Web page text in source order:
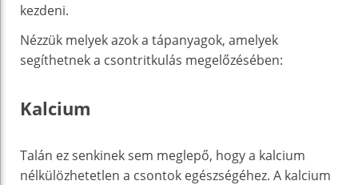
kezdeni.
Nézzük melyek azok a tápanyagok, amelyek
segíthetnek a csontritkulás megelőzésében:
Kalcium
Talán ez senkinek sem meglepő, hogy a kalcium
nélkülözhetetlen a csontok egészségéhez. A kalcium